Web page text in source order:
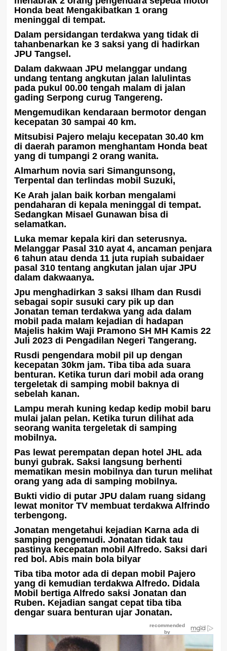
Honda beat Mengakibatkan 1 orang
meninggal di tempat.
Dalam persidangan terdakwa yang tidak di
tahanbenarkan ke 3 saksi yang di hadirkan
JPU Tangsel.
Dalam dakwaan JPU melanggar undang
undang tentang angkutan jalan lalulintas
pada pukul 00.00 tengah malam di jalan
gading Serpong curug Tangereng.
Mengemudikan kendaraan bermotor dengan
kecepatan 30 sampai 40 km.
Mitsubisi Pajero melaju kecepatan 30.40 km
di daerah paramon menghantam Honda beat
yang di tumpangi 2 orang wanita.
Almarhum novia sari Simangunsong,
Terpental dan terlindas mobil Suzuki,
Ke Arah jalan baik korban mengalami
pendaharan di kepala meninggal di tempat.
Sedangkan Misael Gunawan bisa di
selamatkan.
Luka memar kepala kiri dan seterusnya.
Melanggar Pasal 310 ayat 4, ancaman penjara
6 tahun atau denda 11 juta rupiah subaidaer
pasal 310 tentang angkutan jalan ujar JPU
dalam dakwaanya.
Jpu menghadirkan 3 saksi Ilham dan Rusdi
sebagai sopir susuki cary pik up dan
Jonatan teman terdakwa yang ada dalam
mobil pada malam kejadian di hadapan
Majelis hakim Waji Pramono SH MH Kamis 22
Juli 2023 di Pengadilan Negeri Tangerang.
Rusdi pengendara mobil pil up dengan
kecepatan 30km jam. Tiba tiba ada suara
benturan. Ketika turun dari mobil ada orang
tergeletak di samping mobil baknya di
sebelah kanan.
Lampu merah kuning kedap kedip mobil baru
mulai jalan pelan. Ketika turun dilihat ada
seorang wanita tergeletak di samping
mobilnya.
Pas lewat perempatan depan hotel JHL ada
bunyi gubrak. Saksi langsung berhenti
mematikan mesin mobilnya dan turun melihat
orang yang ada di samping mobilnya.
Bukti vidio di putar JPU dalam ruang sidang
lewat monitor TV membuat terdakwa Alfrindo
terbengong.
Jonatan mengetahui kejadian Karna ada di
samping pengemudi. Jonatan tidak tau
pastinya kecepatan mobil Alfredo. Saksi dari
red bol. Abis main bola bilyar
Tiba tiba motor ada di depan mobil Pajero
yang di kemudian terdakwa Alfredo. Didala
Mobil bertiga Alfredo saksi Jonatan dan
Ruben. Kejadian sangat cepat tiba tiba
dengar suara benturan ujar Jonatan.